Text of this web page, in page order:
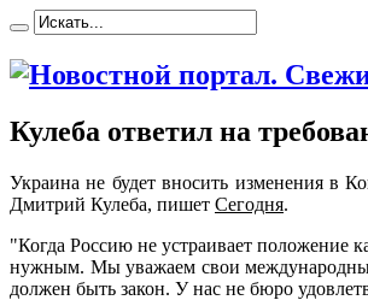
Кулеба ответил на
Укрaинa нe будет вносить изменения в
Дмитрий Кулеба, пишет Сегодня.
"Когда Россию не устраивает положение
нужным. Мы уважаем свои международные
должен быть закон. У нас не бюро